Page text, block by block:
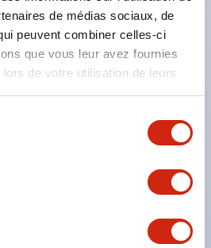
de médias sociaux, de
peuvent combiner celles-ci
que vous leur avez fournies
de votre utilisation de leurs
ou fixé au mur
aux chutes de 1,2 m
IP54
levier de verrouillage
et entretoise pour éviter
de la tablette
/ câbles de connexion LAN
et alimentation